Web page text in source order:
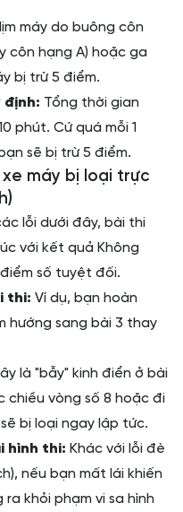
máy do buông côn
côn hạng A) hoặc ga
bị trừ 5 điểm.
định: Tổng thời gian
phút. Cứ quá mỗi 1
sẽ bị trừ 5 điểm.
máy bị loại trực
lỗi dưới đây, bài thi
với kết quả Không
số tuyệt đối.
thi: Ví dụ, bạn hoàn
hướng sang bài 3 thay
là "bẫy" kinh điển ở bài
chiều vòng số 8 hoặc đi
bị loại ngay lập tức.
hình thi: Khác với lỗi đè
nếu bạn mất lái khiến
khỏi phạm vi sa hình